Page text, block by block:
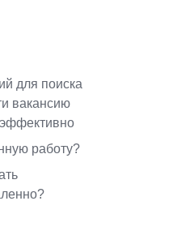
для поиска
вакансию
работу?